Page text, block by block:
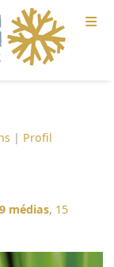
≡
| Profil
9 médias, 15